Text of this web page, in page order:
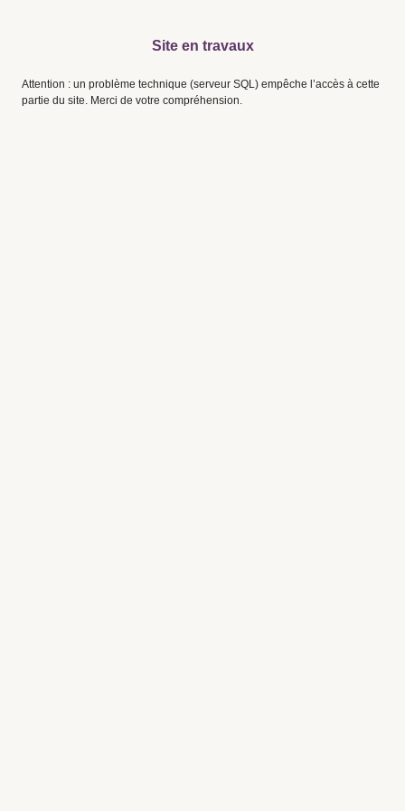
Site en travaux
Attention : un problème technique (serveur SQL) empêche l’accès à cette
partie du site. Merci de votre compréhension.